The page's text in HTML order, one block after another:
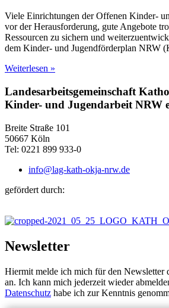
Viele Einrichtungen der Offenen Kinder-
vor der Herausforderung, gute Angebote
Ressourcen zu sichern und
dem Kinder- und Jugendförderplan NRW
Weiterlesen »
Landesarbeitsgemeinschaft
Kinder- und Jugendarbeit NRW
Breite Straße 101
50667 Köln
Tel: 0221 899 933-0
info@lag-kath-okja-nrw.de
gefördert durch:
Newsletter
Hiermit melde ich mich für den
an. Ich kann mich jederzeit wieder
Datenschutz habe ich zur Kenntnis